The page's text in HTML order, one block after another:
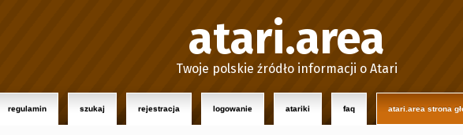
atari.area
Twoje polskie źródło informacji o Atari
regulamin szukaj rejestracja logowanie atariki faq atari.area strona